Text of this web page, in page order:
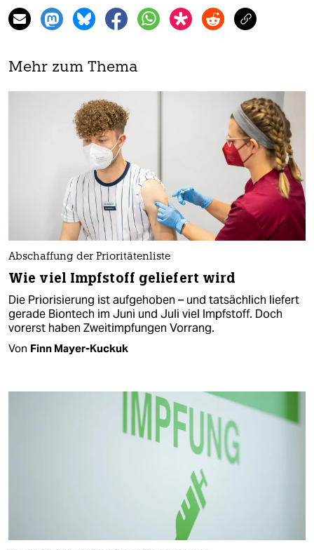
Mehr zum Thema
Abschaffung der Prioritätenliste
Wie viel Impfstoff geliefert wird
Die Priorisierung ist aufgehoben – und tatsächlich liefert
gerade Biontech im Juni und Juli viel Impfstoff. Doch
vorerst haben Zweitimpfungen Vorrang.
Von Finn Mayer-Kuckuk